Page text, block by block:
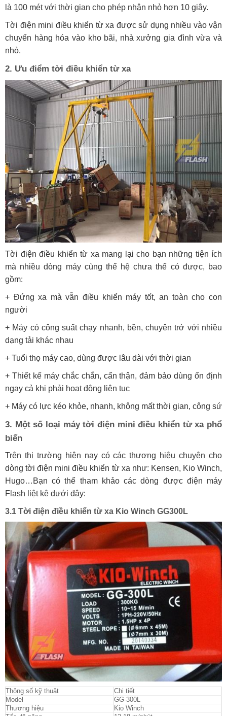
là 100 mét với thời gian cho phép nhận nhỏ hơn 10 giây.
Tời điện mini điều khiển từ xa được sử dụng nhiều vào vận
chuyển hàng hóa vào kho bãi, nhà xưởng gia đình vừa và
nhỏ.
2. Ưu điểm tời điều khiển từ xa
Tời điện điều khiển từ xa mang lại cho bạn những tiện ích
mà nhiều dòng máy cùng thế hệ chưa thể có được, bao
gồm:
+ Đứng xa mà vẫn điều khiển máy tốt, an toàn cho con
người
+ Máy có công suất chạy nhanh, bền, chuyên trở với nhiều
dạng tải khác nhau
+ Tuổi thọ máy cao, dùng được lâu dài với thời gian
+ Thiết kế máy chắc chắn, cẩn thận, đảm bảo dùng ổn định
ngay cả khi phải hoạt động liên tục
+ Máy có lực kéo khỏe, nhanh, không mất thời gian, công sứ
3. Một số loại máy tời điện mini điều khiển từ xa phổ
biến
Trên thị trường hiện nay có các thương hiệu chuyên cho
dòng tời điện mini điều khiển từ xa như: Kensen, Kio Winch,
Hugo…Bạn có thể tham khảo các dòng được điện máy
Flash liệt kê dưới đây:
3.1 Tời điện điều khiển từ xa Kio Winch GG300L
Thông số kỹ thuật Chi tiết
Model
GG-300L
Thương hiệu
Kio Winch